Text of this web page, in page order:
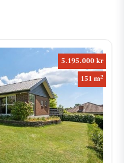
5.195.000 kr
151 m2